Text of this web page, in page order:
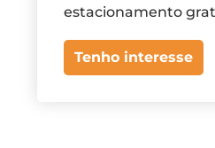
estacionamento
Tenho interesse